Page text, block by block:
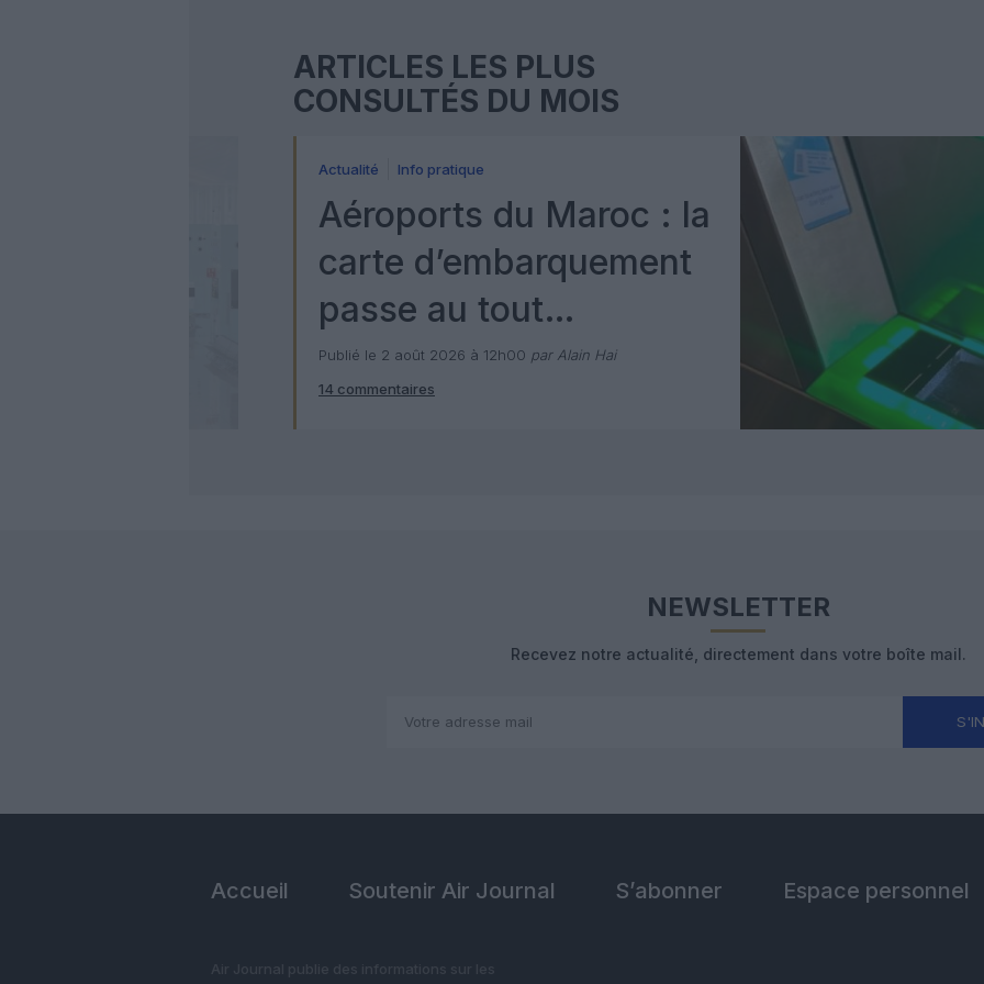
ARTICLES LES PLUS
CONSULTÉS DU MOIS
Actualité Info pratique
Aéroports du Maroc : la
carte d’embarquement
passe au tout
numérique avec Pax
Check
Publié le 2 août 2026 à 12h00 par Alain Hai
14 commentaires
NEWSLETTER
Recevez notre actualité, directement dans votre boîte mail.
Accueil Soutenir Air Journal S’abonner Espace personnel